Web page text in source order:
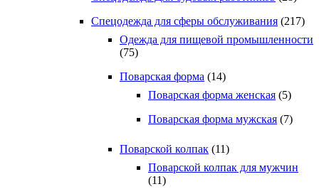
Спецодежда для сферы обслуживания (217)
Одежда для пищевой промышленности
(75)
Поварская форма (14)
Поварская форма женская (5)
Поварская форма мужская (7)
Поварской колпак (11)
Поварской колпак для мужчин
(11)